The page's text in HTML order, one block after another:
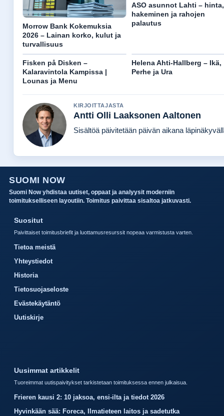
Morrow Bank Kokemuksia
2026 – Lainan korko, kulut ja
turvallisuus
ASO asunnot Lahti – hinta,
hakeminen ja rahojen
palautus
Fisken på Disken –
Kalaravintola Kampissa |
Lounas ja Menu
Helena Ahti-Hallberg – Ikä,
Perhe ja Ura
KIRJOITTAJASTA
Antti Olli Laaksonen Aaltonen
Sisältöä päivitetään päivän aikana
SUOMI NOW
Suomi Now yhdistaa uutiset, oppaat ja analyysit moderniin
toimitukselliseen layoutiin. Toimitus paivittaa sisaltoa jatkuvasti.
Suositut
Paivittaiset toimitusbriefit ja luottamusresurssit nopeaa varmistusta varten.
Tietoa meistä
Yhteystiedot
Historia
Tietosuojaseloste
Evästekäytäntö
Uutiskirje
Uusimmat artikkelit
Tuoreimmat uutispaivitykset tarkistetaan toimituksessa ennen julkaisua.
Frieren kausi 2: 10 jaksoa, ensi-ilta ja tiedot 2026
Hyvinkään sää: Foreca, Ilmatieteen laitos ja sadetutka